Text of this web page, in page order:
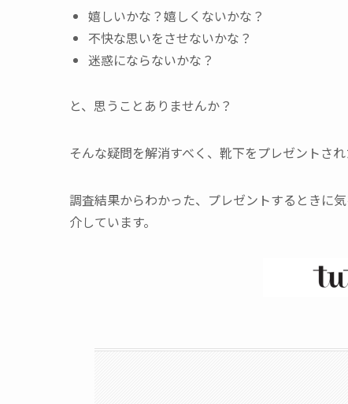
嬉しいかな？嬉しくないかな？
不快な思いをさせないかな？
迷惑にならないかな？
と、思うことありませんか？
そんな疑問を解消すべく、靴下をプレゼントさ
調査結果からわかった、プレゼントするときに
介しています。